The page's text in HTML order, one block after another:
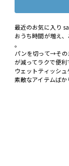
最近のお気に入り
おうち時間が増え、
。
パンを切って→その
が減ってラクで便利
ウェットティッシュ
素敵なアイテムばか